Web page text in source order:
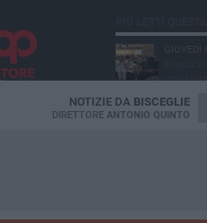
NOTIZIE DA BISCEGLIE
DIRETTORE ANTONIO QUINTO
MARTEDÌ
Due